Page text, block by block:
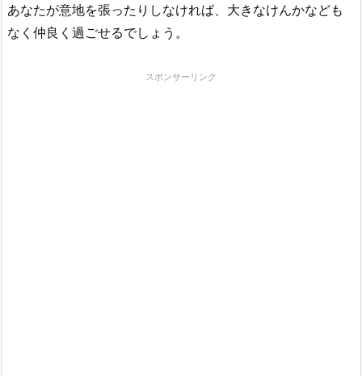
あなたが意地を張ったりしなければ、大きなけんかなども
なく仲良く過ごせるでしょう。
スポンサーリンク